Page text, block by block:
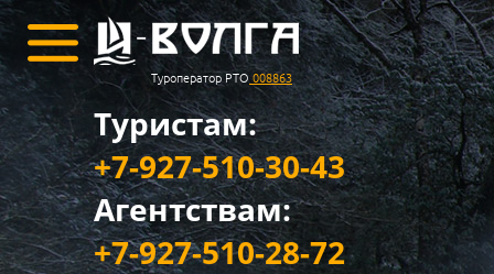
Туроператор РТО 008863
Туристам:
+7-927-510-30-43
Агентствам:
+7-927-510-28-72